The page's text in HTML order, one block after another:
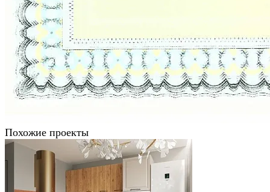
Похожие проекты